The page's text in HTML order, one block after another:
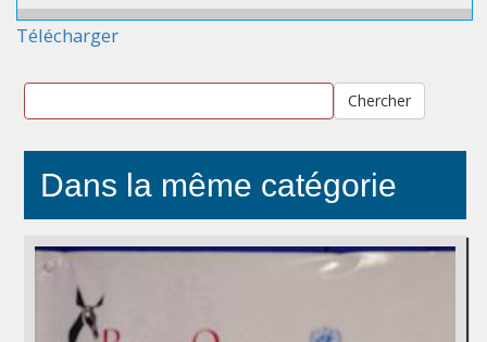
Télécharger
Chercher
Dans la même catégorie